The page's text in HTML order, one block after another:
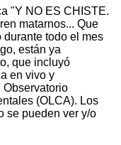
"Y NO ES CHISTE.
matarnos... Que
todo el mes
están ya
que incluyó
en vivo y
Observatorio
(OLCA). Los
se pueden ver y/o